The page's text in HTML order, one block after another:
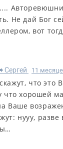
Не дай Бог
вот
Сергей 11
что это
что хорошей
Ваше
нууу, разве